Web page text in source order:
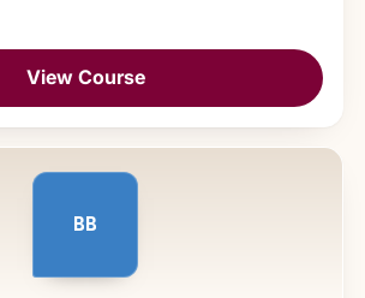
View Course
BB